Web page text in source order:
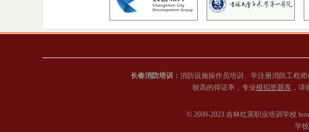
长春消防培训： 消防设施操作员培训、学注册消防工程
较高的得证率，专业模拟答题库 ，详
© 2009-2023 吉林红英职业培训学校
学